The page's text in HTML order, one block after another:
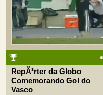
RepÃ³rter da Globo
Comemorando Gol do
Vasco